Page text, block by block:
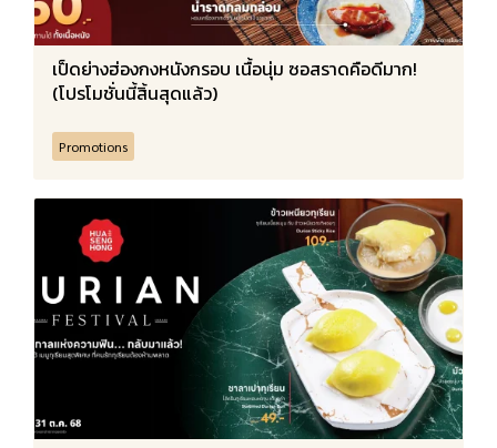
เป็ดย่างฮ่องกงหนังกรอบ เนื้อนุ่ม ซอสราดคือดีมาก!
(โปรโมชั่นนี้สิ้นสุดแล้ว)
Promotions